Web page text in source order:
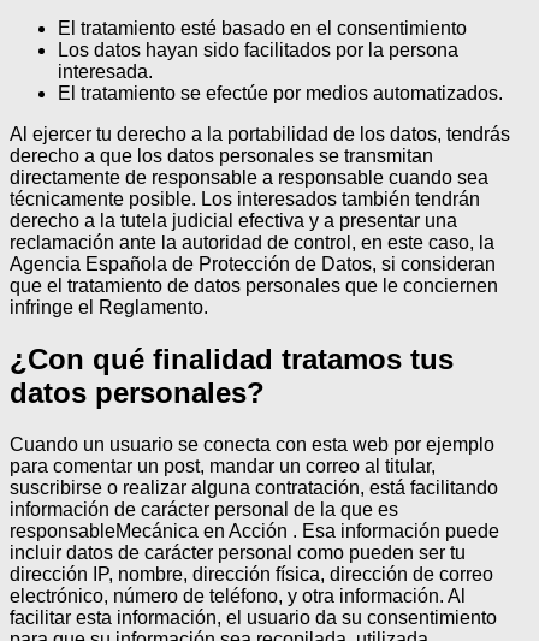
El tratamiento esté basado en el consentimiento
Los datos hayan sido facilitados por la persona
interesada.
El tratamiento se efectúe por medios automatizados.
Al ejercer tu derecho a la portabilidad de los datos, tendrás
derecho a que los datos personales se transmitan
directamente de responsable a responsable cuando sea
técnicamente posible. Los interesados también tendrán
derecho a la tutela judicial efectiva y a presentar una
reclamación ante la autoridad de control, en este caso, la
Agencia Española de Protección de Datos, si consideran
que el tratamiento de datos personales que le conciernen
infringe el Reglamento.
¿Con qué finalidad tratamos tus
datos personales?
Cuando un usuario se conecta con esta web por ejemplo
para comentar un post, mandar un correo al titular,
suscribirse o realizar alguna contratación, está facilitando
información de carácter personal de la que es
responsableMecánica en Acción . Esa información puede
incluir datos de carácter personal como pueden ser tu
dirección IP, nombre, dirección física, dirección de correo
electrónico, número de teléfono, y otra información. Al
facilitar esta información, el usuario da su consentimiento